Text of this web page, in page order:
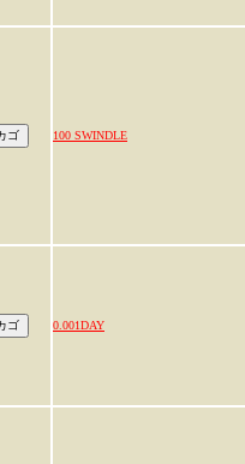
100 SWINDLE
0.001DAY